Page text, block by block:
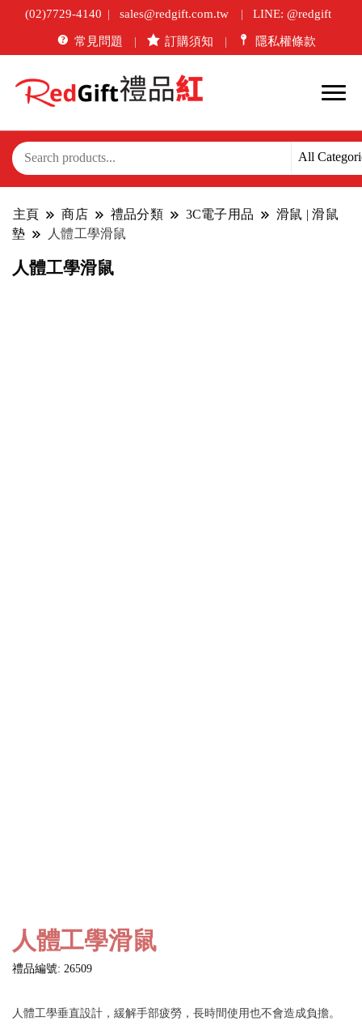
(02)7729-4140 sales@redgift.com.tw LINE: @redgift
常見問題 訂購須知 隱私權條款
主頁 商店 禮品分類 3C電子用品
滑鼠 | 滑鼠
墊
人體工學滑鼠
人體工學滑鼠
人體工學滑鼠
禮品編號: 26509
人體工學垂直設計，緩解手部疲勞，長時間使用也不會造成負擔。